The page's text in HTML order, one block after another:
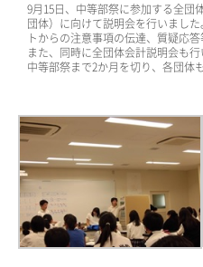
国際交流
SCHOOL LIFE
スクールカレンダー
1日の流れ
クラブ・同好会紹介
施設設備紹介
制服紹介
進学・進路
9月15日、中等部祭に参加する全団
団体）に向けて説明会を行いまし
トからの注意事項の伝達、質疑応答
また、同時に全団体会計説明会も行
中等部祭まで2か月を切り、各団体